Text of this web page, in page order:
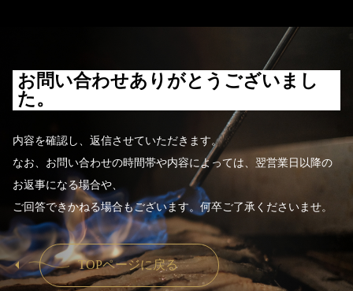
お問い合わせありがとうございまし
た。
内容を確認し、返信させていただきます。
なお、お問い合わせの時間帯や内容によっては、翌営業日以降の
お返事になる場合や、
ご回答できかねる場合もございます。何卒ご了承くださいませ。
TOPページに戻る